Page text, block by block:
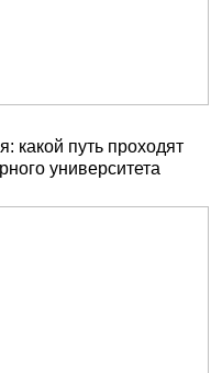
какой путь проходят
университета